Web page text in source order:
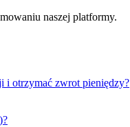
naszej platformy.
i otrzymać zwrot pieniędzy?